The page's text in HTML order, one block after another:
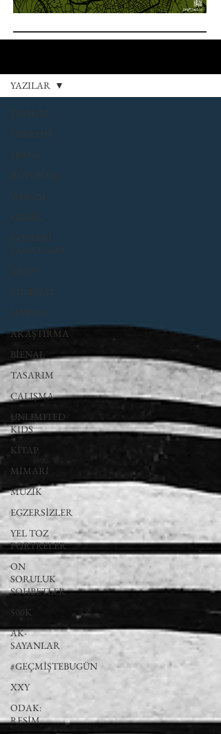
YAZILAR
ENGLISH
SERGİ
RÖPORTAJ
YORUM
HABER
GÖSTERİ
SANATLARI
ARŞİV
EDEBİYAT
SİNEMA
ARAŞTIRMA
BİENAL
TASARIM
ÇALIŞMA
UNLIMITED
KIDS
KİTAP
MİMARİ
MÜZİK
EGZERSİZLER
YEL TOZ
PORTRELER
ON
SORULUK
SOHBETLER
500K
AK-
SAYANLAR
#GEÇMİŞTEBUGÜN
XXY
ODAK:
RESİM
YAZILAR